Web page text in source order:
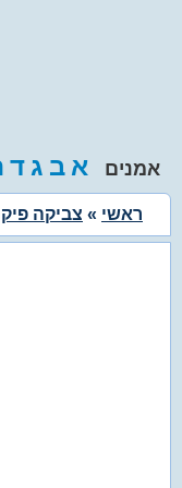
אמנים א ב ג ד
ראשי » צביקה פיק